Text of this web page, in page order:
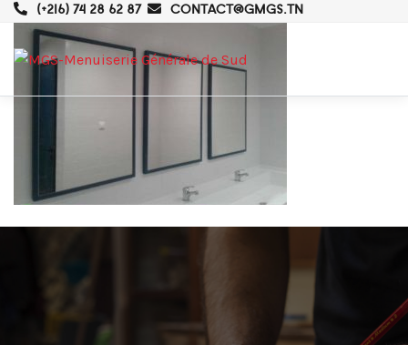
(+216) 74 28 62 87 CONTACT@GMGS.TN